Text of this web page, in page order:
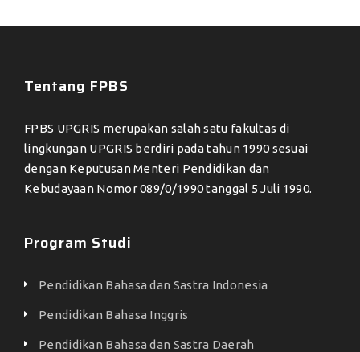
Tentang FPBS
FPBS UPGRIS merupakan salah satu fakultas di
lingkungan UPGRIS berdiri pada tahun 1990 sesuai
dengan Keputusan Menteri Pendidikan dan
Kebudayaan Nomor 089/0/1990 tanggal 5 Juli 1990.
Program Studi
Pendidikan Bahasa dan Sastra Indonesia
Pendidikan Bahasa Inggris
Pendidikan Bahasa dan Sastra Daerah